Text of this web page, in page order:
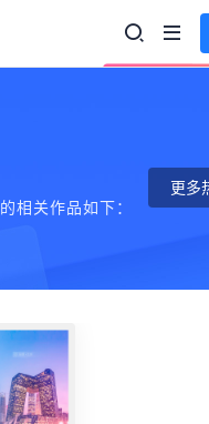
的相关作品如下：
更多